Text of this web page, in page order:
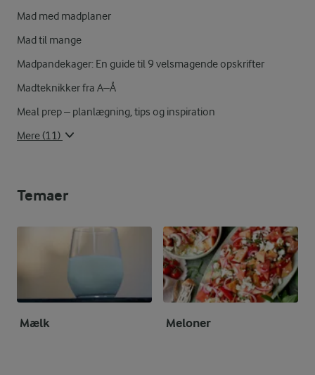
Mad med madplaner
Mad til mange
Madpandekager: En guide til 9 velsmagende opskrifter
Madteknikker fra A–Å
Meal prep – planlægning, tips og inspiration
Mere (11)
Temaer
Mælk Meloner